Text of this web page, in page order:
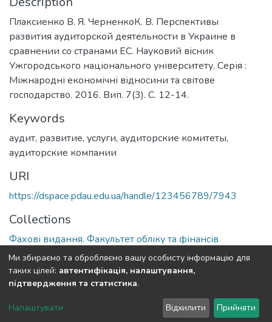
Плаксиенко В. Я. ЧерненкоК. В. Перспективы
развития аудиторской деятельности в Украине в
сравнении со странами ЕС. Науковий вісник
Ужгородського національного університету. Серія :
Міжнародні економічні відносини та світове
господарство. 2016. Вип. 7(3). С. 12-14.
Keywords
аудит, развитие, услуги, аудиторские комитеты,
аудиторские компании
URI
https://dspace.pdau.edu.ua/handle/123456789/7943
Collections
Фахові видання. Факультет обліку та фінансів
Full item page
DSpace software copyright © 2002-2026 LYRASIS
Send Feedback
Ми збираємо та обробляємо вашу особисту інформацію для
таких цілей: автентифікація, налаштування,
підтвердження та статистика.
Налаштувати Відхилити Прийняти